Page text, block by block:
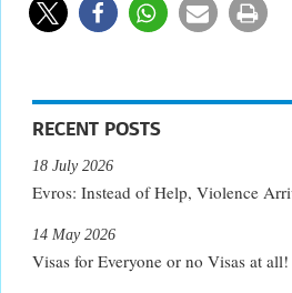
RECENT POSTS
Evros: Instead of Help, Violence
18 July 2026
Visas for Everyone or no Visas at all!
14 May 2026